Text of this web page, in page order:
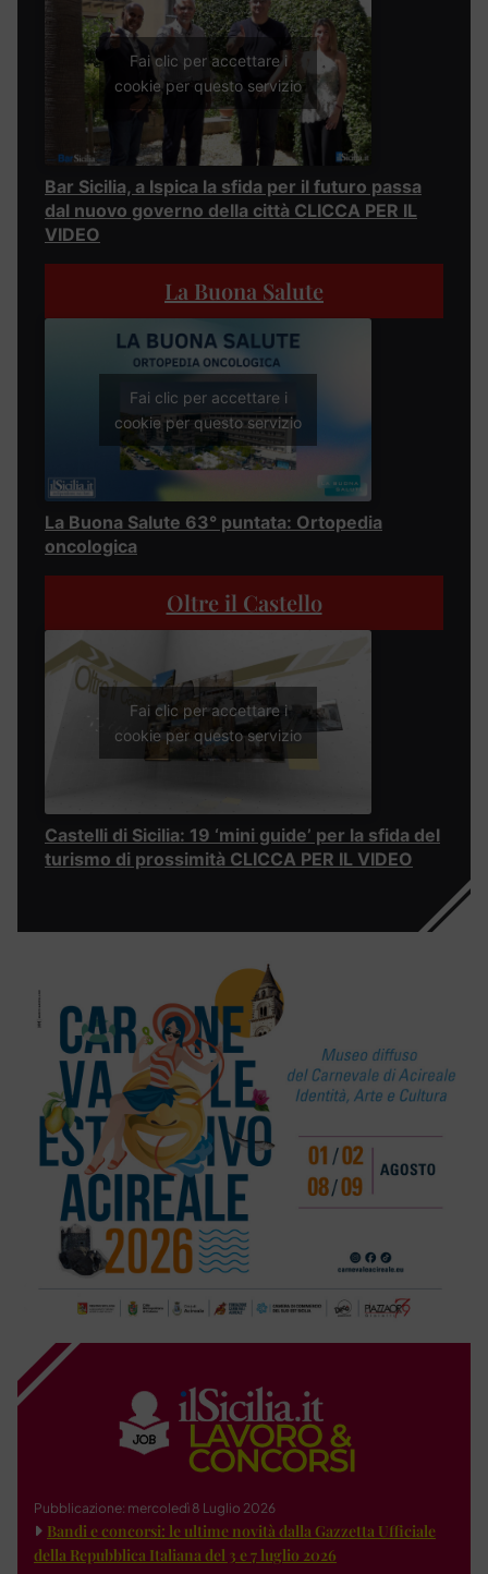
Fai clic per accettare i
cookie per questo servizio
Bar Sicilia, a Ispica la sfida per il futuro passa
dal nuovo governo della città CLICCA PER IL
VIDEO
La Buona Salute
Fai clic per accettare i
cookie per questo servizio
La Buona Salute 63° puntata: Ortopedia
oncologica
Oltre il Castello
Fai clic per accettare i
cookie per questo servizio
Castelli di Sicilia: 19 ‘mini guide’ per la sfida del
turismo di prossimità CLICCA PER IL VIDEO
Pubblicazione: mercoledì 8 Luglio 2026
Bandi e concorsi: le ultime novità dalla Gazzetta Ufficiale
della Repubblica Italiana del 3 e 7 luglio 2026